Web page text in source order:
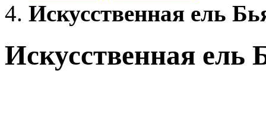
Искусственная ель
Искусственная ель